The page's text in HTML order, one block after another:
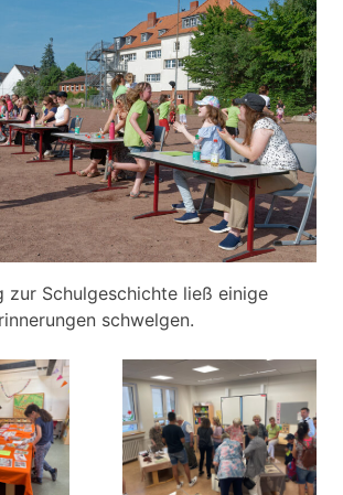
zur Schulgeschichte ließ einige
schwelgen.